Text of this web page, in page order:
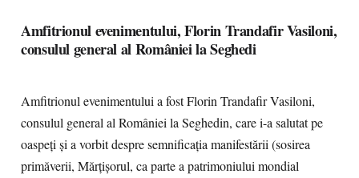
Amfitrionul evenimentului, Florin Trandafir Vasiloni,
consulul general al României la Seghedi
Amfitrionul evenimentului a fost Florin Trandafir Vasiloni,
consulul general al României la Seghedin, care i-a salutat pe
oaspeți și a vorbit despre semnificația manifestării (sosirea
primăverii, Mărțișorul, ca parte a patrimoniului mondial